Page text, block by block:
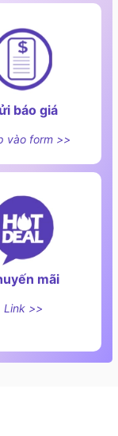
báo giá
vào form >>
mãi
Link >>